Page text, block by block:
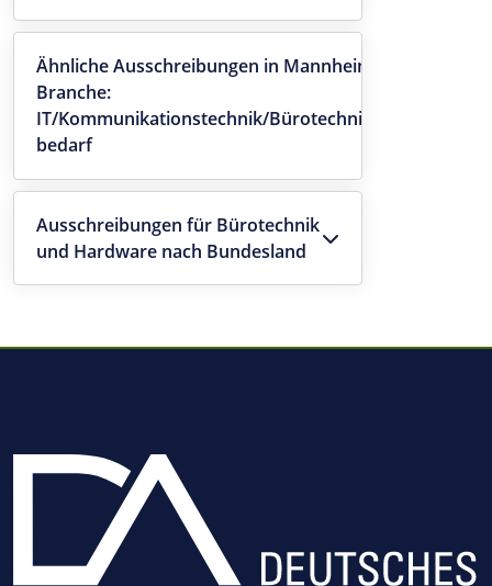
Ähnliche Ausschreibungen in Mannheim -
Branche:
IT/Kommunikationstechnik/Bürotechnik/-
bedarf
Ausschreibungen für Bürotechnik
und Hardware nach Bundesland